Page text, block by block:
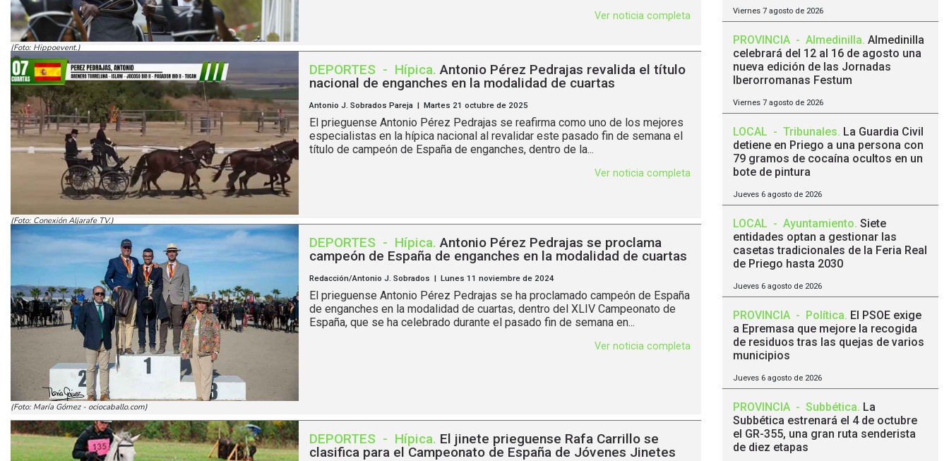
(Foto: Hippoevent.)
Ver noticia completa
(Foto: Conexión Aljarafe TV.)
DEPORTES - Hípica. Antonio Pérez Pedrajas revalida el título
nacional de enganches en la modalidad de cuartas
Antonio J. Sobrados Pareja | Martes 21 octubre de 2025
El prieguense Antonio Pérez Pedrajas se reafirma como uno de los mejores
especialistas en la hípica nacional al revalidar este pasado fin de semana el
título de campeón de España de enganches, dentro de la...
Ver noticia completa
(Foto: María Gómez - ociocaballo.com)
DEPORTES - Hípica. Antonio Pérez Pedrajas se proclama
campeón de España de enganches en la modalidad de cuartas
Redacción/Antonio J. Sobrados | Lunes 11 noviembre de 2024
El prieguense Antonio Pérez Pedrajas se ha proclamado campeón de España
de enganches en la modalidad de cuartas, dentro del XLIV Campeonato de
España, que se ha celebrado durante el pasado fin de semana en...
Ver noticia completa
DEPORTES - Hípica. El jinete prieguense Rafa Carrillo se
clasifica para el Campeonato de España de Jóvenes Jinetes
Viernes 7 agosto de 2026
PROVINCIA - Almedinilla. Almedinilla
celebrará del 12 al 16 de agosto una
nueva edición de las Jornadas
Iberorromanas Festum
Viernes 7 agosto de 2026
LOCAL - Tribunales. La Guardia Civil
detiene en Priego a una persona con
79 gramos de cocaína ocultos en un
bote de pintura
Jueves 6 agosto de 2026
LOCAL - Ayuntamiento. Siete
entidades optan a gestionar las
casetas tradicionales de la Feria Real
de Priego hasta 2030
Jueves 6 agosto de 2026
PROVINCIA - Política. El PSOE exige
a Epremasa que mejore la recogida
de residuos tras las quejas de varios
municipios
Jueves 6 agosto de 2026
PROVINCIA - Subbética. La
Subbética estrenará el 4 de octubre
el GR-355, una gran ruta senderista
de diez etapas